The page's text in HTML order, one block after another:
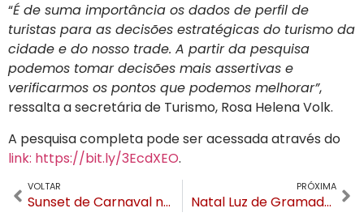
“É de suma importância os dados de perfil de
turistas para as decisões estratégicas do turismo da
cidade e do nosso trade. A partir da pesquisa
podemos tomar decisões mais assertivas e
verificarmos os pontos que podemos melhorar”,
ressalta a secretária de Turismo, Rosa Helena Volk.
A pesquisa completa pode ser acessada através do
link: https://bit.ly/3EcdXEO.
VOLTAR
Sunset de Carnaval no Grande Hotel terá feijoada, música ao vivo e bailinho infantil
PRÓXIMA
Natal Luz de Gramado anuncia data para edição 2023-2024